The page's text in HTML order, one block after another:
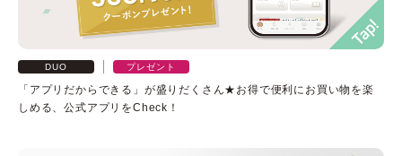
DUO プレゼント
「アプリだからできる」が盛りだくさん★お得で便利にお買い物を楽
しめる、公式アプリをCheck！